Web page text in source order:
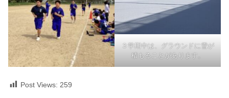
３学期中は、グラウンドに雪が
積もることがあります。
Post Views: 259